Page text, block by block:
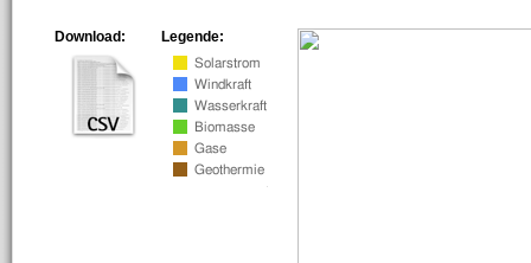
Legende:
Download: